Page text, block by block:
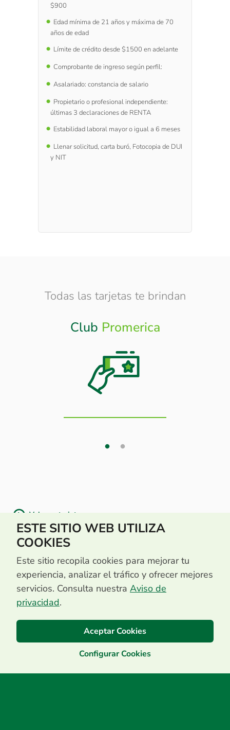
$900
Edad mínima de 21 años y máxima de 70
años de edad
Límite de crédito desde $1500 en adelante
Comprobante de ingreso según perfil:
Asalariado: constancia de salario
Propietario o profesional independiente:
últimas 3 declaraciones de RENTA
Estabilidad laboral mayor o igual a 6 meses
Llenar solicitud, carta buró, Fotocopia de DUI
y NIT
Todas las tarjetas te brindan
Club Promerica
OtrosBeneficios
Volver a tarjetas
Centro de Contacto
ESTE SITIO WEB UTILIZA
COOKIES
Este sitio recopila cookies para mejorar tu
experiencia, analizar el tráfico y ofrecer mejores
servicios. Consulta nuestra Aviso de
privacidad.
Aceptar Cookies
Configurar Cookies